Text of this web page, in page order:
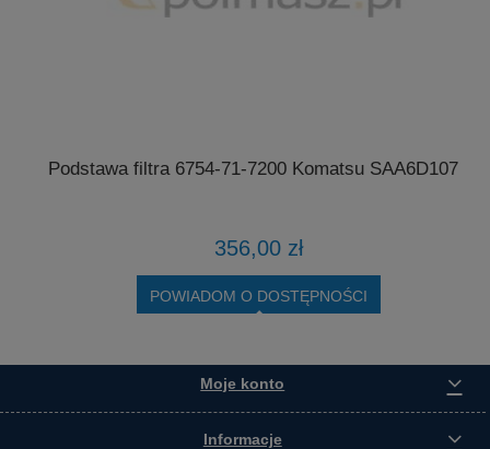
Podstawa filtra 6754-71-7200 Komatsu SAA6D107E
356,00 zł
POWIADOM O DOSTĘPNOŚCI
Moje konto
Informacje